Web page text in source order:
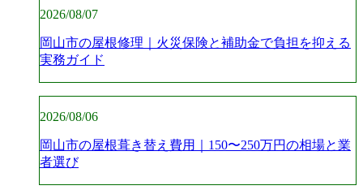
2026/08/07
岡山市の屋根修理｜火災保険と補助金で負担を抑える
実務ガイド
2026/08/06
岡山市の屋根葺き替え費用｜150〜250万円の相場と業
者選び